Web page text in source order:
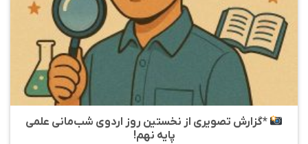
*گزارش تصویری از نخستین روز اردوی شب‌مانی علمی
پایه نهم!